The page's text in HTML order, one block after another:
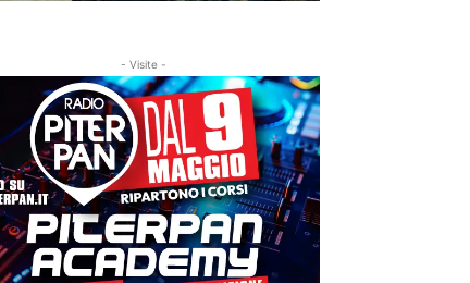
- Visite -